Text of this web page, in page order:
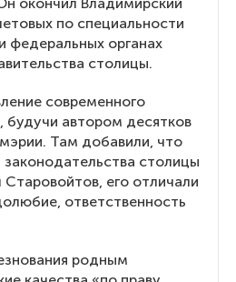
по специальности
федеральных органах
столицы.
современного
будучи автором десятков
Там добавили, что
столицы
его отличали
ответственность
родным